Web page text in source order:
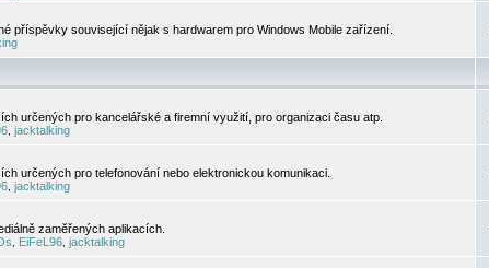
příspěvky související nějak s hardwarem pro Windows Mobile zařízení.
určených pro kancelářské a firemní využití, pro organizaci času atp.
jacktalking
určených pro telefonování nebo elektronickou komunikaci.
jacktalking
zaměřených aplikacích.
EiFeL96 jacktalking